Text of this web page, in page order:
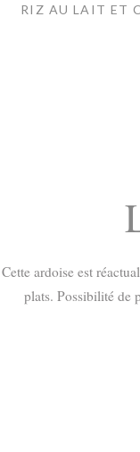
RIZ AU LAIT ET
Cette ardoise est
plats. Possibilité de